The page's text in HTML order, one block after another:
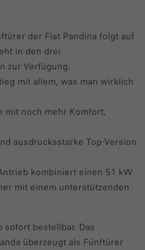
der Fiat Pandina folgt auf
in den drei
zur Verfügung.
mit allem, was man wirklich
mit noch mehr Komfort,
ausdrucksstarke Top-Version
kombiniert einen 51 kW
mit einem unterstützenden
sofort bestellbar. Das
überzeugt als Fünftürer